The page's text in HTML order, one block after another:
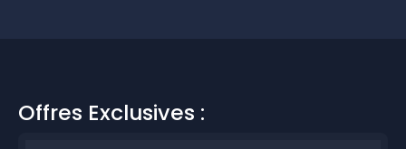
Offres Exclusives :